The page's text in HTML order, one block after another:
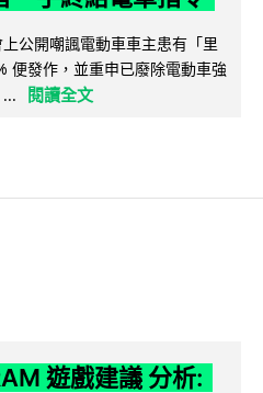
公開嘲諷電動車車主患有「里
便發作，並重申已廢除電動車強
閱讀全文
遊戲建議 分析: